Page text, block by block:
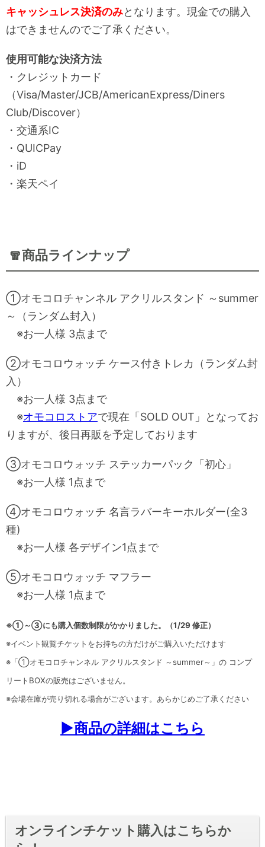
キャッシュレス決済のみとなります。現金での購入
はできませんのでご了承ください。
使用可能な決済方法
・クレジットカード
（Visa/Master/JCB/AmericanExpress/Diners
Club/Discover）
・交通系IC
・QUICPay
・iD
・楽天ペイ
🧣商品ラインナップ
①オモコロチャンネル アクリルスタンド ～summer
～（ランダム封入）
※お一人様 3点まで
②オモコロウォッチ ケース付きトレカ（ランダム封
入）
※お一人様 3点まで
※オモコロストアで現在「SOLD OUT」となってお
りますが、後日再販を予定しております
③オモコロウォッチ ステッカーパック「初心」
※お一人様 1点まで
④オモコロウォッチ 名言ラバーキーホルダー(全3
種)
※お一人様 各デザイン1点まで
⑤オモコロウォッチ マフラー
※お一人様 1点まで
※①～③にも購入個数制限がかかりました。（1/29 修正）
※イベント観覧チケットをお持ちの方だけがご購入いただけます
※「①オモコロチャンネル アクリルスタンド ～summer～」の コンプ
リートBOXの販売はございません。
※会場在庫が売り切れる場合がございます。あらかじめご了承ください
▶商品の詳細はこちら
オンラインチケット購入はこちらか